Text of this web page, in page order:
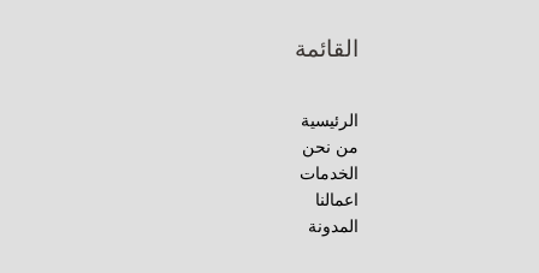
القائمة
الرئيسية
من نحن
الخدمات
اعمالنا
المدونة